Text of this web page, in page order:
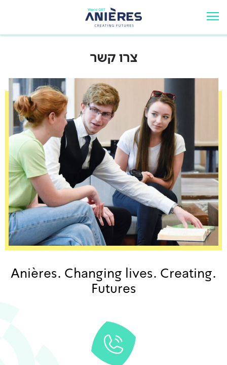
צרו קשר
.Anières. Changing lives. Creating
Futures